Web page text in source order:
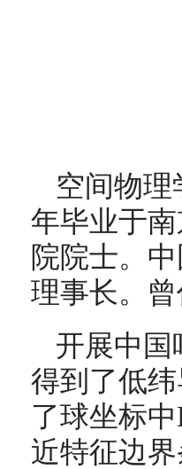
空间物理
年毕业于
院院士。
理事长。
开展中国
得到了低
了球坐标
近特征边